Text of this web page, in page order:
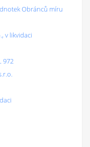
Obránců míru
v likvidaci
972